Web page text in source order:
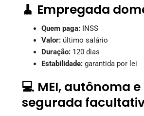
🧹 Empregada
Quem paga: INSS
Valor: último salário
Duração: 120 dias
Estabilidade: garantida por lei
💻 MEI, autônoma e
segurada